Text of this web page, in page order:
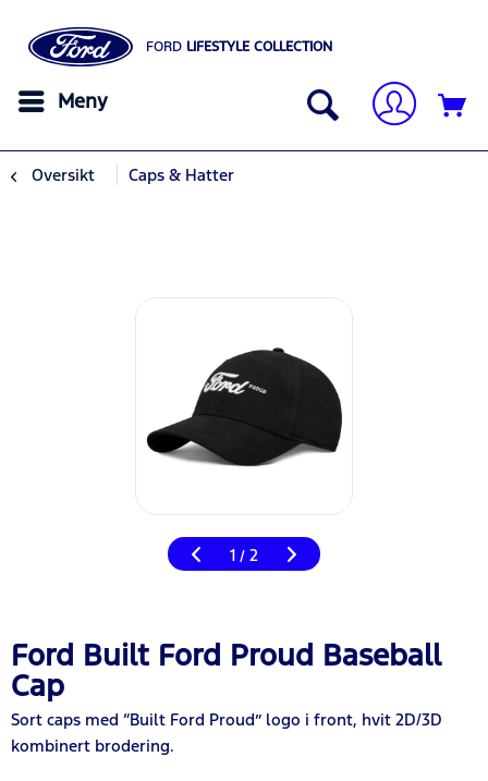
FORD LIFESTYLE COLLECTION
Meny
Oversikt Caps & Hatter
1 / 2
Ford Built Ford Proud Baseball
Cap
Sort caps med “Built Ford Proud” logo i front, hvit 2D/3D
kombinert brodering.